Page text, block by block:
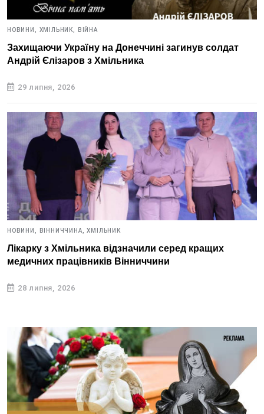
НОВИНИ, ХМІЛЬНИК, ВІЙНА
Захищаючи Україну на Донеччині загинув солдат
Андрій Єлізаров з Хмільника
29 липня, 2026
НОВИНИ, ВІННИЧЧИНА, ХМІЛЬНИК
Лікарку з Хмільника відзначили серед кращих
медичних працівників Вінниччини
28 липня, 2026